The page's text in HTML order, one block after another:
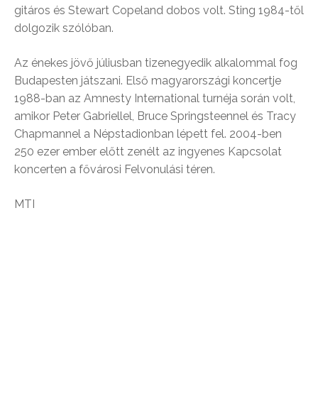
gitáros és Stewart Copeland dobos volt. Sting 1984-től
dolgozik szólóban.
Az énekes jövő júliusban tizenegyedik alkalommal fog
Budapesten játszani. Első magyarországi koncertje
1988-ban az Amnesty International turnéja során volt,
amikor Peter Gabriellel, Bruce Springsteennel és Tracy
Chapmannel a Népstadionban lépett fel. 2004-ben
250 ezer ember előtt zenélt az ingyenes Kapcsolat
koncerten a fővárosi Felvonulási téren.
MTI